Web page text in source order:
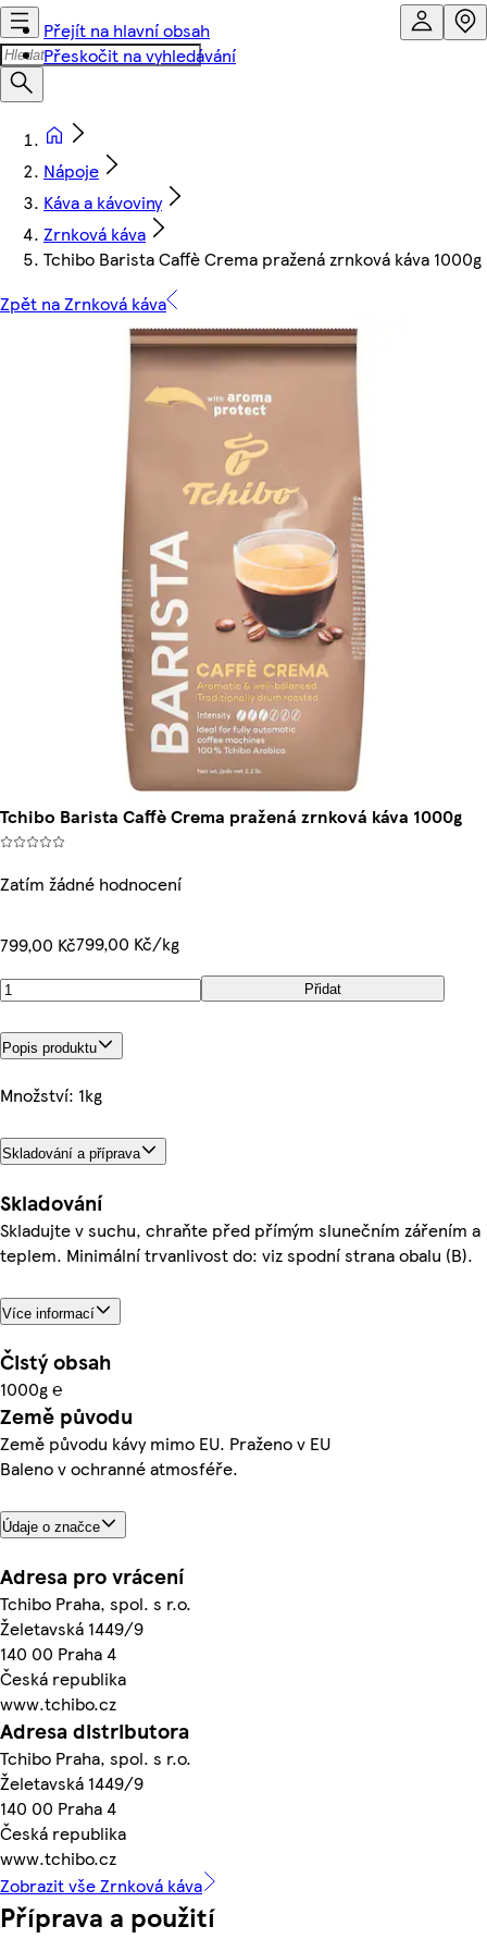
Přejít na hlavní obsah
Přeskočit na vyhledávání
Nápoje
Káva a kávoviny
Zrnková káva
Tchibo Barista Caffè Crema pražená zrnková káva 1000g
Zpět na Zrnková káva
Tchibo Barista Caffè Crema pražená zrnková káva 1000g
Zatím žádné hodnocení
799,00 Kč799,00 Kč/kg
Přidat
Popis produktu
Množství: 1kg
Skladování a příprava
Skladování
Skladujte v suchu, chraňte před přímým slunečním zářením a
teplem. Minimální trvanlivost do: viz spodní strana obalu (B).
Více informací
Čistý obsah
1000g ℮
Země původu
Země původu kávy mimo EU. Praženo v EU
Baleno v ochranné atmosféře.
Údaje o značce
Adresa pro vrácení
Tchibo Praha, spol. s r.o.
Želetavská 1449/9
140 00 Praha 4
Česká republika
www.tchibo.cz
Adresa distributora
Tchibo Praha, spol. s r.o.
Želetavská 1449/9
140 00 Praha 4
Česká republika
www.tchibo.cz
Zobrazit vše Zrnková káva
Příprava a použití